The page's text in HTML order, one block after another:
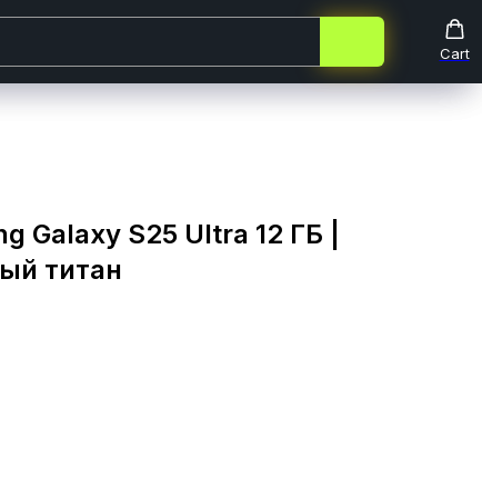
Cart
Cart
Galaxy S25 Ultra 12 ГБ |
титан